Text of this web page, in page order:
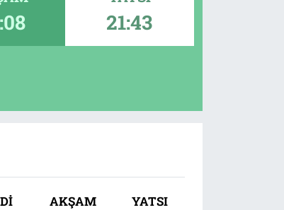
21:43
AKŞAM
YATSI